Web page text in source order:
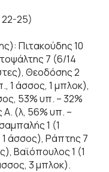
22-25)
Πιτακούδης 10
7 (6/14
Θεοδόσης 2
1 άσσος, 1 μπλοκ),
53% υπ. – 32%
Α. (λ, 56% υπ. –
1 (1
άσσος), Ράπτης 7
Βαϊόπουλος 1 (1
3 μπλοκ).